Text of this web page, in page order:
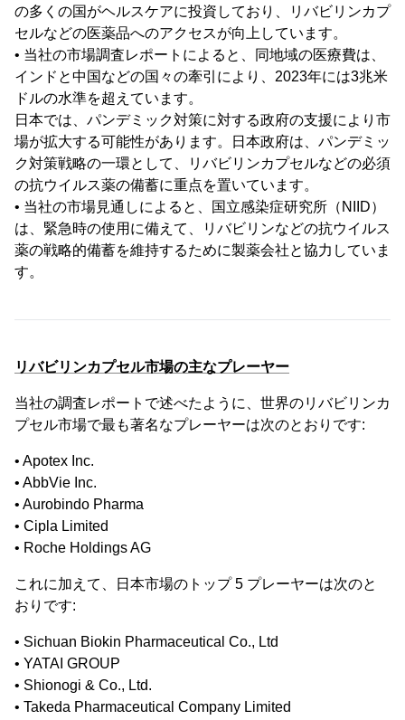
の多くの国がヘルスケアに投資しており、リバビリンカプ
セルなどの医薬品へのアクセスが向上しています。
• 当社の市場調査レポートによると、同地域の医療費は、
インドと中国などの国々の牽引により、2023年には3兆米
ドルの水準を超えています。
日本では、パンデミック対策に対する政府の支援により市
場が拡大する可能性があります。日本政府は、パンデミッ
ク対策戦略の一環として、リバビリンカプセルなどの必須
の抗ウイルス薬の備蓄に重点を置いています。
• 当社の市場見通しによると、国立感染症研究所（NIID）
は、緊急時の使用に備えて、リバビリンなどの抗ウイルス
薬の戦略的備蓄を維持するために製薬会社と協力していま
す。
リバビリンカプセル市場の主なプレーヤー
当社の調査レポートで述べたように、世界のリバビリンカ
プセル市場で最も著名なプレーヤーは次のとおりです:
• Apotex Inc.
• AbbVie Inc.
• Aurobindo Pharma
• Cipla Limited
• Roche Holdings AG
これに加えて、日本市場のトップ 5 プレーヤーは次のと
おりです:
• Sichuan Biokin Pharmaceutical Co., Ltd
• YATAI GROUP
• Shionogi & Co., Ltd.
• Takeda Pharmaceutical Company Limited